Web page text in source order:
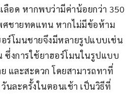
ลือด หากพบว่ามีค่าน้อยกว่า 350
ศชายทดแทน หากไม่มีข้อห้าม
อร์โมนชายจึงมีหลายรูปแบบเช่น
ซึ่งการใช้ยาฮอร์โมนในรูปแบบ
และสะดวก โดยสามารถทาที่
นละครั้งในตอนเช้า เป็นวิธีที่